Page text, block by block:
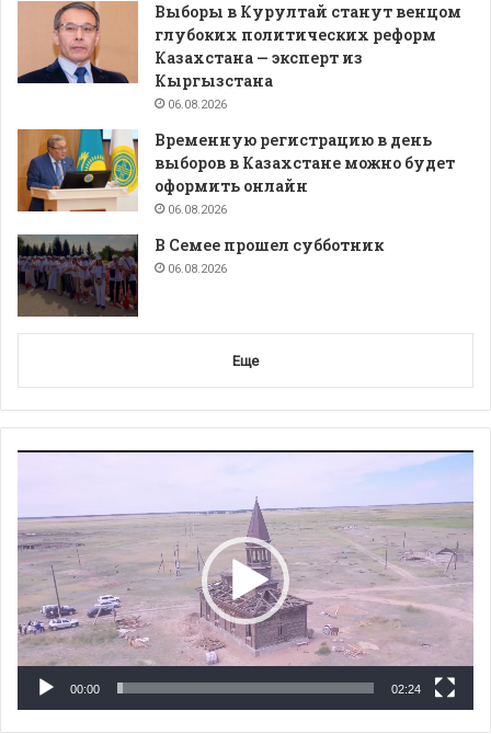
Выборы в Курултай станут венцом
глубоких политических реформ
Казахстана — эксперт из
Кыргызстана
06.08.2026
Временную регистрацию в день
выборов в Казахстане можно будет
оформить онлайн
06.08.2026
В Семее прошел субботник
06.08.2026
Еще
00:00 02:24